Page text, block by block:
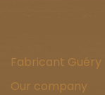
Fabricant Guéry
Our company